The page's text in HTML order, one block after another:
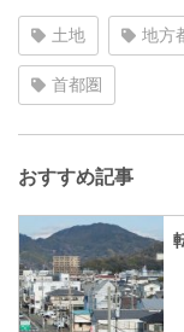
土地 地方
首都圏
おすすめ記事